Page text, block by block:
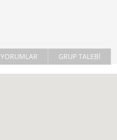
YORUMLAR GRUP TALEBİ